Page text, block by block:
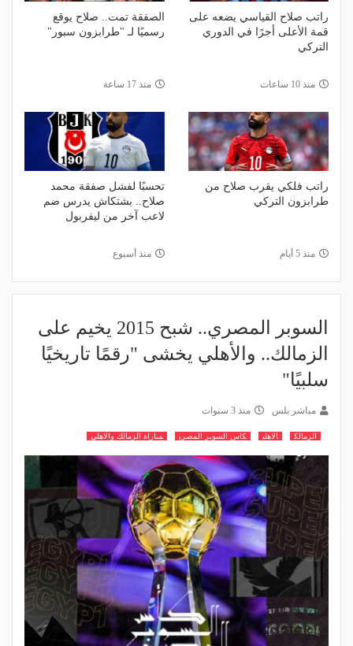
راتب صلاح القياسي يضعه على
قمة الأعلى أجرًا في الدوري
التركي
منذ 10 ساعات
الصفقة تمت.. صلاح يوقع
رسميًا لـ "طرابزون سبور"
منذ 17 ساعة
راتب فلكي يقرب صلاح من
طرابزون التركي
منذ 5 أيام
تحسبًا لفشل صفقة محمد
صلاح.. بشتكاش يدرس ضم
لاعب آخر من ليفربول
منذ أسبوع
السوبر المصري.. شبح 2015 يخيم على
الزمالك.. والأهلي يخشى "رقمًا تاريخيًا
سلبيًا"
مباشر بلس منذ 3 سنوات
الزمالك الاهلي كاس السوبر المصري مباراة الزمالك والاهلي